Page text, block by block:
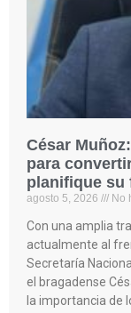
César
para
planifique su
agosto 5, 2026 No
Con una amplia
actualmente al
Secretaría
el bragadense
la importancia de